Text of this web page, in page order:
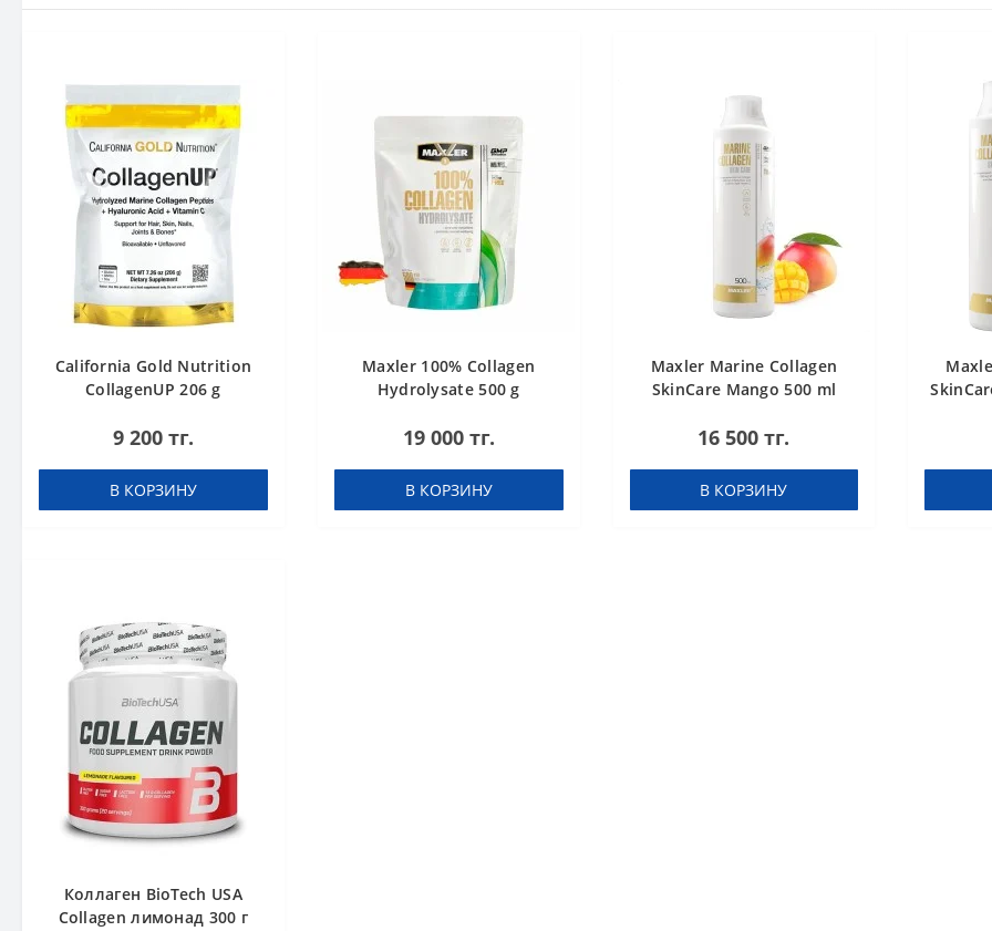
California Gold Nutrition
CollagenUP 206 g
9 200 тг.
В КОРЗИНУ
Maxler 100% Collagen
Hydrolysate 500 g
19 000 тг.
В КОРЗИНУ
Maxler Marine Collagen
SkinCare Mango 500 ml
16 500 тг.
В КОРЗИНУ
Коллаген BioTech USA
Collagen лимонад 300 г